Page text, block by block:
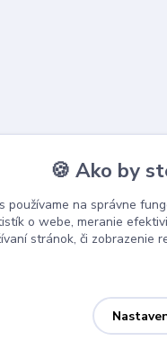
🍪 Ako by
používame na správne
o webe, meranie
stránok, či zobrazenie